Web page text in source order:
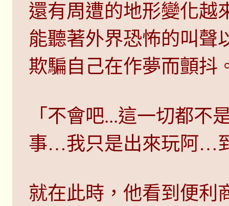
還有周遭的地形變化越
能聽著外界恐怖的叫聲
欺騙自己在作夢而顫抖
「不會吧...這一切都
事…我只是出來玩阿…
就在此時，他看到便利